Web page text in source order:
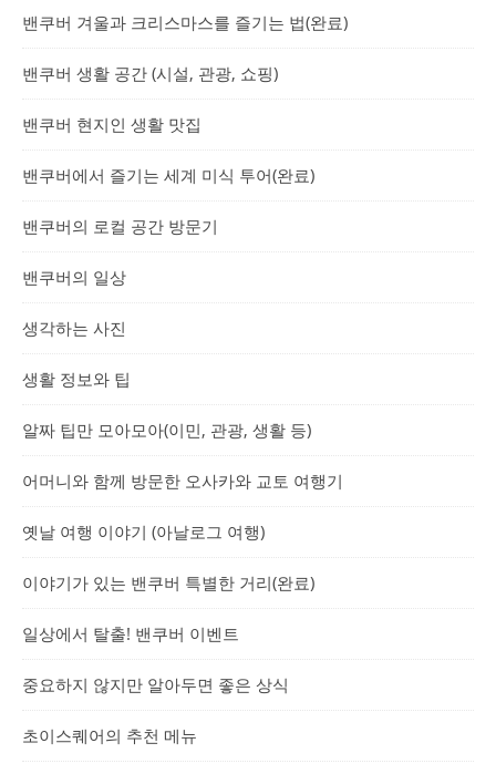
밴쿠버 겨울과 크리스마스를 즐기는 법(완료)
밴쿠버 생활 공간 (시설, 관광, 쇼핑)
밴쿠버 현지인 생활 맛집
밴쿠버에서 즐기는 세계 미식 투어(완료)
밴쿠버의 로컬 공간 방문기
밴쿠버의 일상
생각하는 사진
생활 정보와 팁
알짜 팁만 모아모아(이민, 관광, 생활 등)
어머니와 함께 방문한 오사카와 교토 여행기
옛날 여행 이야기 (아날로그 여행)
이야기가 있는 밴쿠버 특별한 거리(완료)
일상에서 탈출! 밴쿠버 이벤트
중요하지 않지만 알아두면 좋은 상식
초이스퀘어의 추천 메뉴